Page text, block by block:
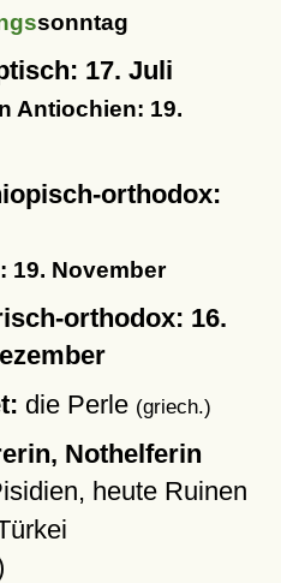
sonntag
17. Juli
Antiochien: 19.
orthodox:
19. November
orthodox: 16.
die Perle (griech.)
Nothelferin
heute Ruinen